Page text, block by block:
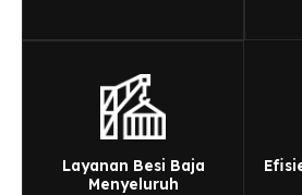
Layanan Besi Baja
Menyeluruh